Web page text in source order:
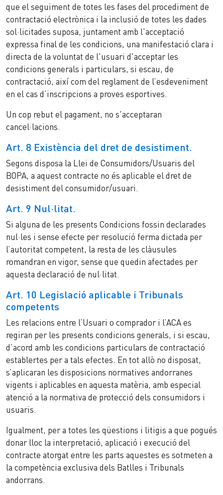
que el seguiment de totes les fases del procediment de
contractació electrònica i la inclusió de totes les dades
sol·licitades suposa, juntament amb l'acceptació
expressa final de les condicions, una manifestació clara i
directa de la voluntat de l'usuari d'acceptar les
condicions generals i particulars, si escau, de
contractació, així com del reglament de l’esdeveniment
en el cas d’inscripcions a proves esportives.
Un cop rebut el pagament, no s'acceptaran
cancel·lacions.
Art. 8 Existència del dret de desistiment.
Segons disposa la Llei de Consumidors/Usuaris del
BOPA, a aquest contracte no és aplicable el dret de
desistiment del consumidor/usuari.
Art. 9 Nul·litat.
Si alguna de les presents Condicions fossin declarades
nul·les i sense efecte per resolució ferma dictada per
l’autoritat competent, la resta de les clàusules
romandran en vigor, sense que quedin afectades per
aquesta declaració de nul·litat.
Art. 10 Legislació aplicable i Tribunals
competents
Les relacions entre l’Usuari o comprador i l’ACA es
regiran per les presents condicions generals, i si escau,
d’acord amb les condicions particulars de contractació
establertes per a tals efectes. En tot allò no disposat,
s’aplicaran les disposicions normatives andorranes
vigents i aplicables en aquesta matèria, amb especial
atenció a la normativa de protecció dels consumidors i
usuaris.
Igualment, per a totes les qüestions i litigis a que pogués
donar lloc la interpretació, aplicació i execució del
contracte atorgat entre les parts aquestes es sotmeten a
la competència exclusiva dels Batlles i Tribunals
andorrans.